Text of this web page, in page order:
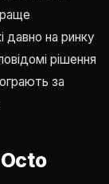
давно на ринку
рішення
за